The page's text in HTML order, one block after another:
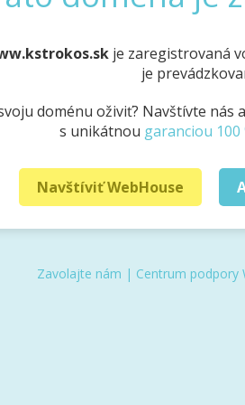
je zaregistrovaná
je
doménu oživiť? Navštívte
s unikátnou garanciou
Navštíviť WebHouse
Zavolajte nám | Centrum podpory